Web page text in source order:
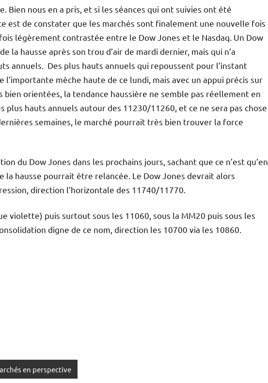
Bien nous en a pris, et si les séances qui ont suivies ont été
est de constater que les marchés sont finalement une nouvelle fois
légèrement contrastée entre le Dow Jones et le Nasdaq. Un Dow
la hausse après son trou d’air de mardi dernier, mais qui n’a
annuels. Des plus hauts annuels qui repoussent pour l’instant
mèche haute de ce lundi, mais avec un appui précis sur
orientées, la tendance haussière ne semble pas réellement en
plus hauts annuels autour des 11230/11260, et ce ne sera pas chose
semaines, le marché pourrait très bien trouver la force
du Dow Jones dans les prochains jours, sachant que ce n’est qu’en
la hausse pourrait être relancée. Le Dow Jones devrait alors
direction l’horizontale des 11740/11770.
violette) puis surtout sous les 11060, sous la MM20 puis sous les
digne de ce nom, direction les 10700 via les 10860.
en perspective